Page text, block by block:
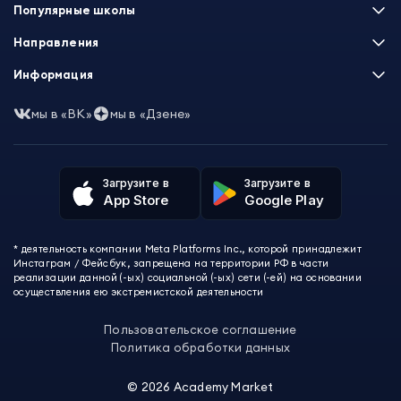
Загрузите в
App Store
Загрузите в
Google Play
* деятельность компании Meta Platforms Inc., которой принадлежит
Инстаграм / Фейсбук, запрещена на территории РФ в части
реализации данной (-ых) социальной (-ых) сети (-ей) на основании
осуществления ею экстремистской деятельности
Пользовательское соглашение
Политика обработки данных
© 2026 Academy Market
Популярные школы
Skillbox
XYZ School
Skillfactory
Talentsy
ProductStar
Бруноям
EDPRO
Level One
Академия Эдюсон
Направления
Программирование
Маркетинг
Аналитика
Другие профессии
Красота и здоровье
Для детей и подростков
Психология
Информация
Часто задаваемые вопросы
Пользовательское соглашение
Политика обработки данных
Избранные курсы
Акции и скидки
О проекте
Контакты
мы в «ВК» мы в «Дзене»